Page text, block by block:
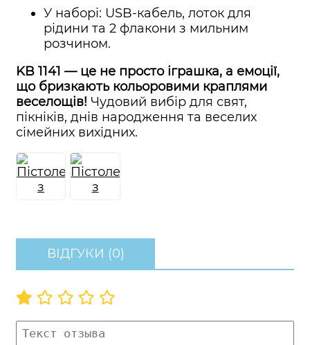
У наборі: USB-кабель, лоток для
рідини та 2 флакони з мильним
розчином.
KB 1141 — це не просто іграшка, а емоції,
що бризкають кольоровими краплями
веселощів! Чудовий вибір для свят,
пікніків, днів народження та веселих
сімейних вихідних.
ВІДГУКИ (0)